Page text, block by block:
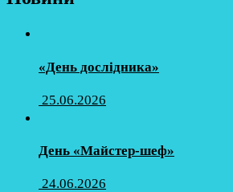
«День дослідника»
25.06.2026
День «Майстер-шеф»
24.06.2026